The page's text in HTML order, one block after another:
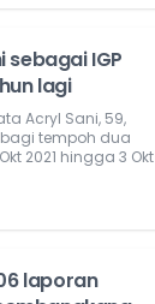
sebagai IGP
lagi
Acryl Sani, 59,
tempoh dua
2021 hingga 3 Okt
laporan